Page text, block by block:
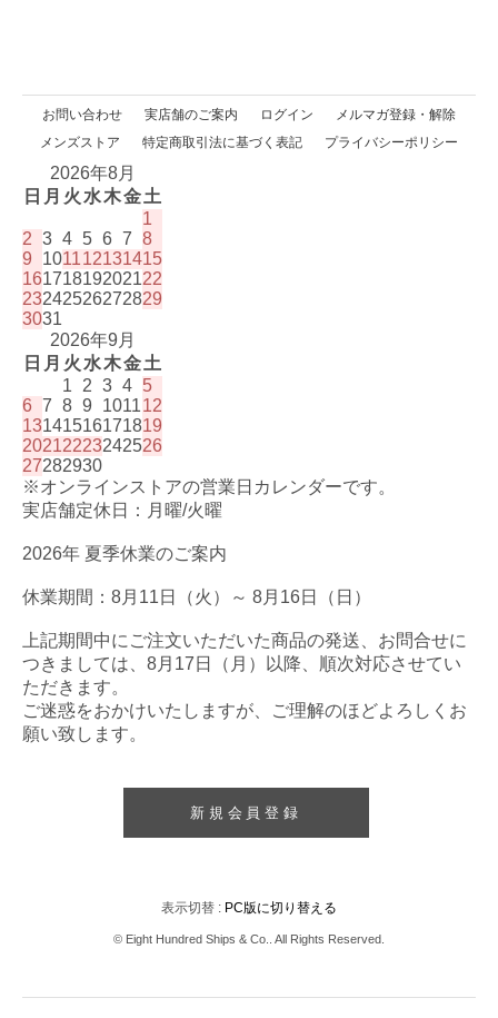
お問い合わせ 実店舗のご案内 ログイン
メルマガ登録・解除
メンズストア
特定商取引法に基づく表記 プライバシーポリシー
2026年8月
日 月 火 水木金土
1
2 3 4 5 6 7 8
9
101112131415
16171819202122
23242526272829
3031
2026年9月
日 月 火 水木金土
1
2 3 4 5
6 7 8 9 101112
13141516171819
20212223242526
27282930
※オンラインストアの営業日カレンダーです。
実店舗定休日：月曜/火曜
2026年 夏季休業のご案内
休業期間：8月11日（火）～ 8月16日（日）
上記期間中にご注文いただいた商品の発送、お問合せに
つきましては、8月17日（月）以降、順次対応させてい
ただきます。
ご迷惑をおかけいたしますが、ご理解のほどよろしくお
願い致します。
新規会員登録
表示切替 : PC版に切り替える
© Eight Hundred Ships & Co.. All Rights Reserved.